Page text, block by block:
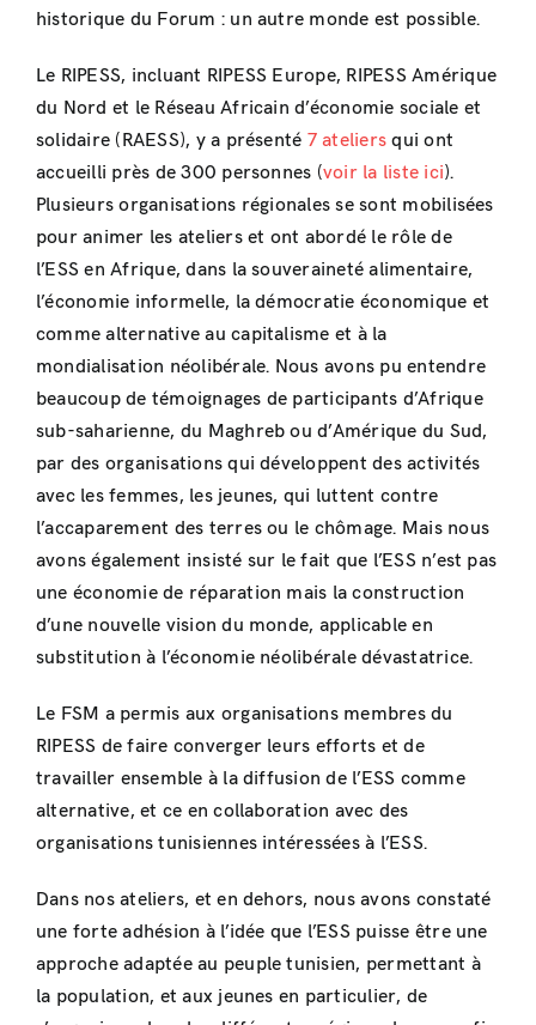
historique du Forum : un autre monde est possible.
Le RIPESS, incluant RIPESS Europe, RIPESS Amérique
du Nord et le Réseau Africain d’économie sociale et
solidaire (RAESS), y a présenté 7 ateliers qui ont
accueilli près de 300 personnes (voir la liste ici).
Plusieurs organisations régionales se sont mobilisées
pour animer les ateliers et ont abordé le rôle de
l’ESS en Afrique, dans la souveraineté alimentaire,
l’économie informelle, la démocratie économique et
comme alternative au capitalisme et à la
mondialisation néolibérale. Nous avons pu entendre
beaucoup de témoignages de participants d’Afrique
sub-saharienne, du Maghreb ou d’Amérique du Sud,
par des organisations qui développent des activités
avec les femmes, les jeunes, qui luttent contre
l’accaparement des terres ou le chômage. Mais nous
avons également insisté sur le fait que l’ESS n’est pas
une économie de réparation mais la construction
d’une nouvelle vision du monde, applicable en
substitution à l’économie néolibérale dévastatrice.
Le FSM a permis aux organisations membres du
RIPESS de faire converger leurs efforts et de
travailler ensemble à la diffusion de l’ESS comme
alternative, et ce en collaboration avec des
organisations tunisiennes intéressées à l’ESS.
Dans nos ateliers, et en dehors, nous avons constaté
une forte adhésion à l’idée que l’ESS puisse être une
approche adaptée au peuple tunisien, permettant à
la population, et aux jeunes en particulier, de